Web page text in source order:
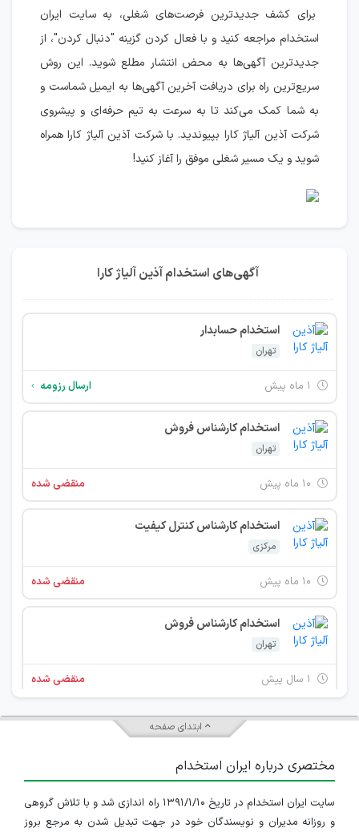
برای کشف جدیدترین فرصت‌های شغلی، به سایت ایران
استخدام مراجعه کنید و با فعال کردن گزینه "دنبال کردن"، از
جدیدترین آگهی‌ها به محض انتشار مطلع شوید. این روش
سریع‌ترین راه برای دریافت آخرین آگهی‌ها به ایمیل شماست و
به شما کمک می‌کند تا به سرعت به تیم حرفه‌ای و پیشروی
شرکت آذین آلیاژ کارا بپیوندید. با شرکت آذین آلیاژ کارا همراه
شوید و یک مسیر شغلی موفق را آغاز کنید!
آگهی‌های استخدام آذین آلیاژ کارا
استخدام حسابدار
تهران
ارسال رزومه
استخدام کارشناس فروش
تهران
منقضی شده
استخدام کارشناس کنترل کیفیت
مرکزی
منقضی شده
استخدام کارشناس فروش
تهران
منقضی شده
منشی فروش
۱ سال پیش منقضی شده
استخدام حسابدار
ابتدای صفحه
مختصری درباره ایران استخدام
سایت ایران استخدام در تاریخ ۱۳۹۱/۱/۱۰ راه اندازی شد و با تلاش گروهی
و روزانه مدیران و نویسندگان خود در جهت تبدیل شدن به مرجع بروز